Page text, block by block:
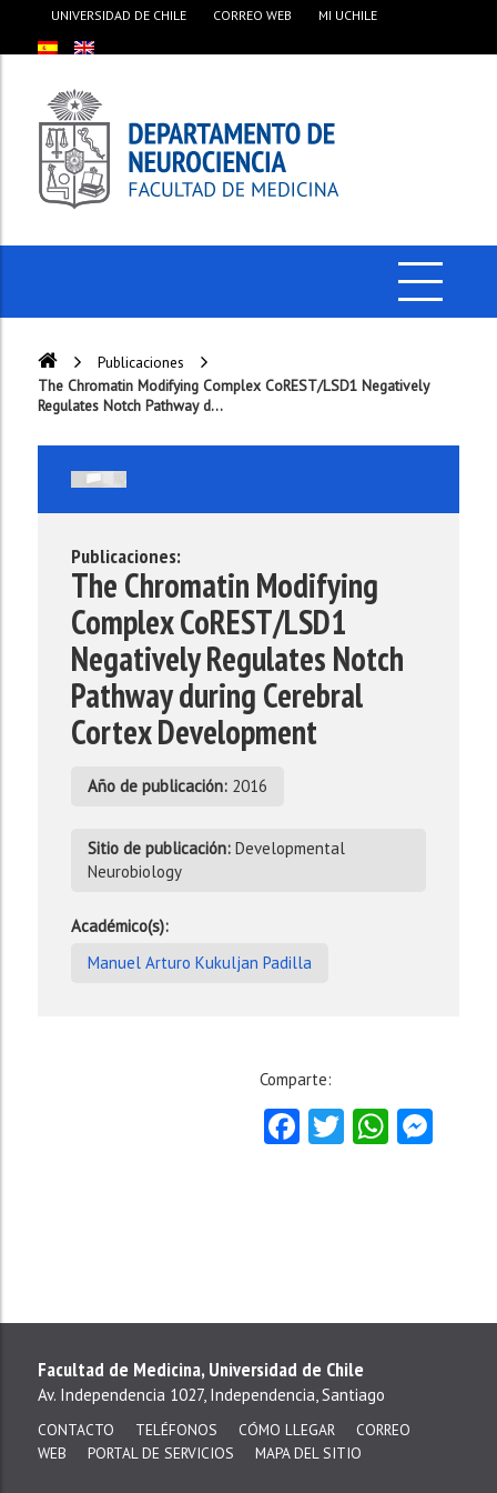
UNIVERSIDAD DE CHILE CORREO WEB MI UCHILE
Publicaciones
The Chromatin Modifying Complex CoREST/LSD1 Negatively
Regulates Notch Pathway d...
Publicaciones:
The Chromatin Modifying
Complex CoREST/LSD1
Negatively Regulates Notch
Pathway during Cerebral
Cortex Development
Año de publicación:2016
Sitio de publicación:Developmental
Neurobiology
Académico(s):
Manuel Arturo Kukuljan Padilla
Comparte:
Facebook
Twitter
Facultad de Medicina, Universidad de Chile
Av. Independencia 1027, Independencia, Santiago
CONTACTO TELÉFONOS CÓMO LLEGAR
CORREO
WEB
PORTAL DE SERVICIOS MAPA DEL SITIO